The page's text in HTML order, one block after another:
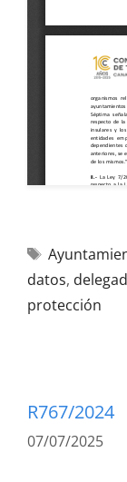
datos,
protección
R767/2024
07/07/2025